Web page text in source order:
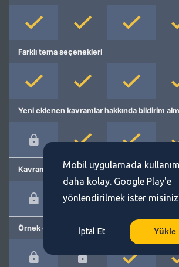
Farklı tema seçenekleri
Yeni eklenen kavramlar hakkında bildirim
Kavram önerme
Örnek cümleler
Mobil uygulamada kullanım
daha kolay. Google Play'e
yönlendirilmek ister
İptal Et Yükle